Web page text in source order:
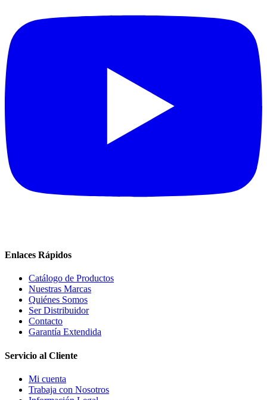
Enlaces Rápidos
Catálogo de Productos
Nuestras Marcas
Quiénes Somos
Ser Distribuidor
Contacto
Garantía Extendida
Servicio al Cliente
Mi cuenta
Trabaja con Nosotros